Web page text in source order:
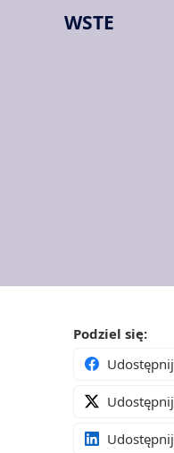
WSTE
Podziel się:
Udostępnij
Udostępnij
Udostępnij